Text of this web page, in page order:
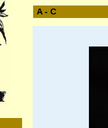
A - C